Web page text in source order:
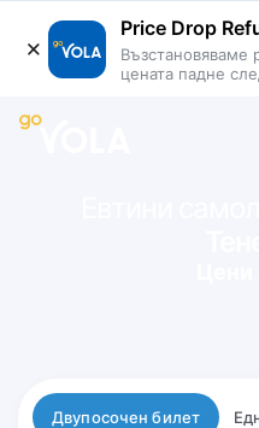
Price Drop
Възстановяваме
цената падне
Тип полет
Двупосочен билет